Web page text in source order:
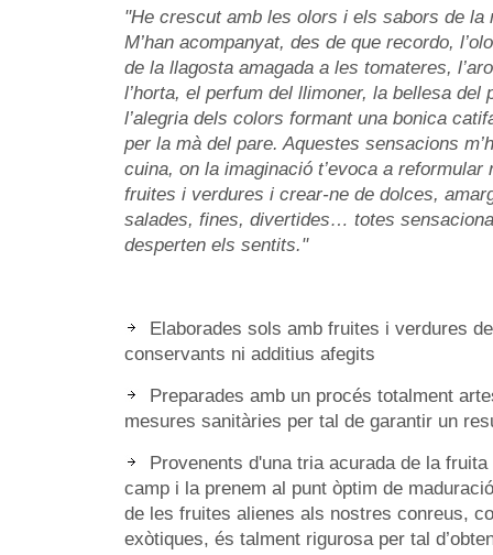
"He crescut amb les olors i els sabors de la
M’han acompanyat, des de que recordo,
de la llagosta amagada a les tomateres,
l’horta, el perfum del llimoner, la bellesa del
l’alegria dels colors formant una bonica
per la mà del pare. Aquestes sensacions
cuina, on la imaginació t’evoca a reformular
fruites i verdures i crear-ne de dolces,
salades, fines, divertides… totes
desperten els sentits."
Elaborades sols amb fruites i verdures
conservants ni additius afegits
Preparades amb un procés totalment
mesures sanitàries per tal de garantir un
Provenents d'una tria acurada de la
camp i la prenem al punt òptim de
de les fruites alienes als nostres conreus,
exòtiques, és talment rigurosa per tal